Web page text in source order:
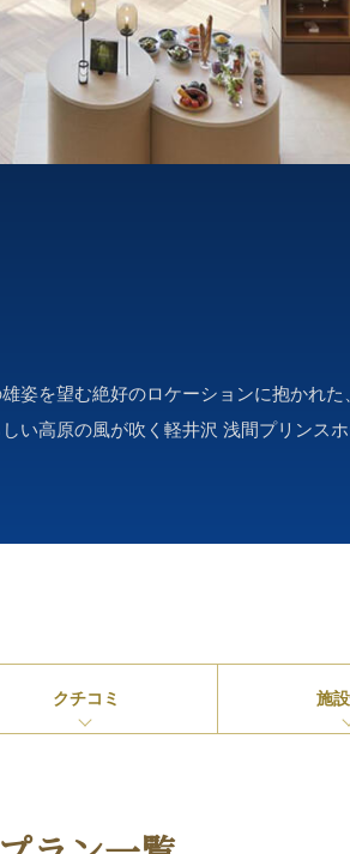
姿を望む絶好のロケーションに抱かれ
高原の風が吹く軽井沢 浅間プリンス
クチコミ 施